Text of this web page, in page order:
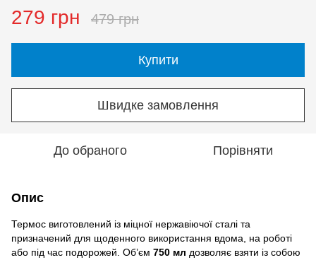
279 грн 479 грн
Купити
Швидке замовлення
До обраного Порівняти
Опис
Термос виготовлений із міцної нержавіючої сталі та
призначений для щоденного використання вдома, на роботі
або під час подорожей. Об’єм 750 мл дозволяє взяти із собою